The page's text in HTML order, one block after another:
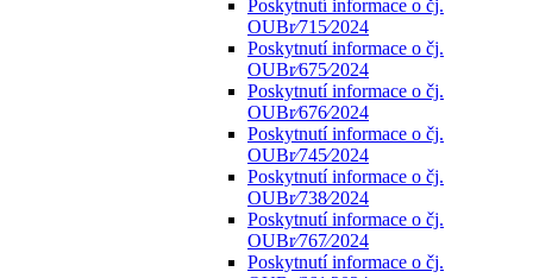
Poskytnutí informace o čj.
OUBr⁄715⁄2024
Poskytnutí informace o čj.
OUBr⁄675⁄2024
Poskytnutí informace o čj.
OUBr⁄676⁄2024
Poskytnutí informace o čj.
OUBr⁄745⁄2024
Poskytnutí informace o čj.
OUBr⁄738⁄2024
Poskytnutí informace o čj.
OUBr⁄767⁄2024
Poskytnutí informace o čj.